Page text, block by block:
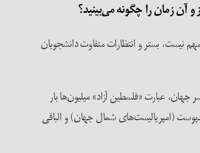
موج اعتراضی تنها نکته‌ی مهم نیست، بستر و انتظارات متفاوت دانشجویان
جهان، عبارت «فلسطین آزاد» میلیون‌ها بار
(امپریالیست‌های شمال جهان) و الباقی